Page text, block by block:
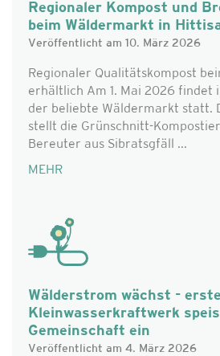
Regionaler Kompost und
beim Wäldermarkt in
Veröffentlicht am 10. März 2026
Regionaler Qualitätskompost
erhältlich Am 1. Mai 2026 findet
der beliebte Wäldermarkt statt.
stellt die Grünschnitt-
Bereuter aus Sibratsgfäll ...
MEHR
Wälderstrom wächst -
Kleinwasserkraftwerk
Gemeinschaft ein
Veröffentlicht am 4. März 2026